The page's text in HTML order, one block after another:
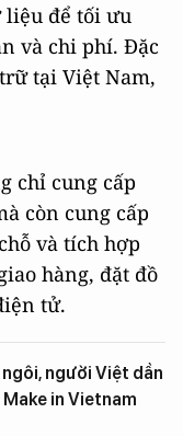
liệu để tối ưu
và chi phí. Đặc
tại Việt Nam,
chỉ cung cấp
còn cung cấp
và tích hợp
hàng, đặt đồ
tử.
người Việt dần
in Vietnam